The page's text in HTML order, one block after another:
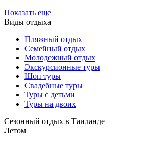
Показать еще
Виды отдыха
Пляжный отдых
Семейный отдых
Молодежный отдых
Экскурсионные туры
Шоп туры
Свадебные туры
Туры с детьми
Туры на двоих
Сезонный отдых в Таиланде
Летом